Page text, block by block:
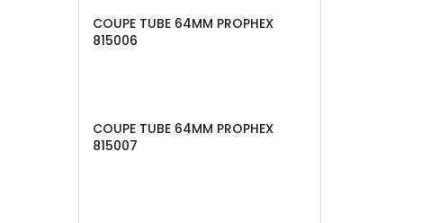
COUPE TUBE 64MM PROPHEX
815006
COUPE TUBE 64MM PROPHEX
815007